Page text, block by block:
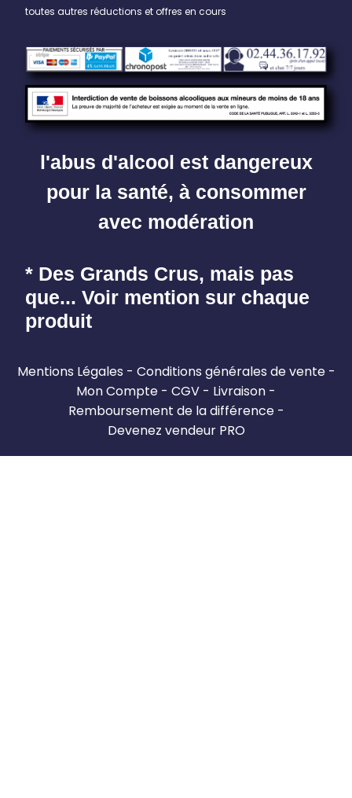
toutes autres réductions et offres en cours
l'abus d'alcool est dangereux
pour la santé, à consommer
avec modération
* Des Grands Crus, mais pas
que... Voir mention sur chaque
produit
Mentions Légales
Conditions générales de vente
Mon Compte
CGV
Livraison
Remboursement de la différence
Devenez vendeur PRO